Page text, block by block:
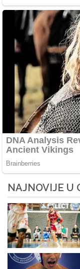
NAJNOVIJE U